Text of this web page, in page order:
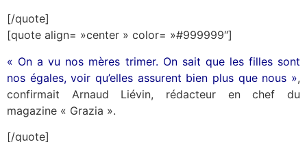
[/quote]
[quote align= »center » color= »#999999″]
« On a vu nos mères trimer. On sait que les filles sont
nos égales, voir qu’elles assurent bien plus que nous »,
confirmait Arnaud Liévin, rédacteur en chef du
magazine « Grazia ».
[/quote]